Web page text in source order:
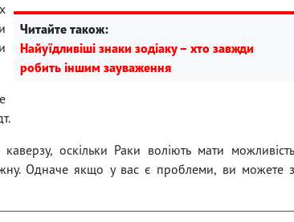
Читайте також:
Найуїдливіші знаки зодіаку – хто завжди
робить іншим зауваження
оскільки Раки воліють мати можливість
Одначе якщо у вас є проблеми, ви можете з